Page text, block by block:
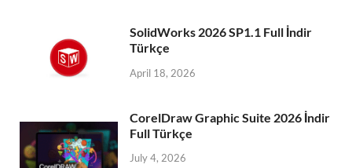
SolidWorks 2026 SP1.1 Full İndir
Türkçe
April 18, 2026
CorelDraw Graphic Suite 2026 İndir
Full Türkçe
July 4, 2026